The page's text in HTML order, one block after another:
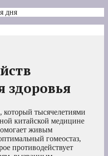
дня
здоровья
тысячелетиями
китайской медицине
живым
гомеостаз,
противодействует